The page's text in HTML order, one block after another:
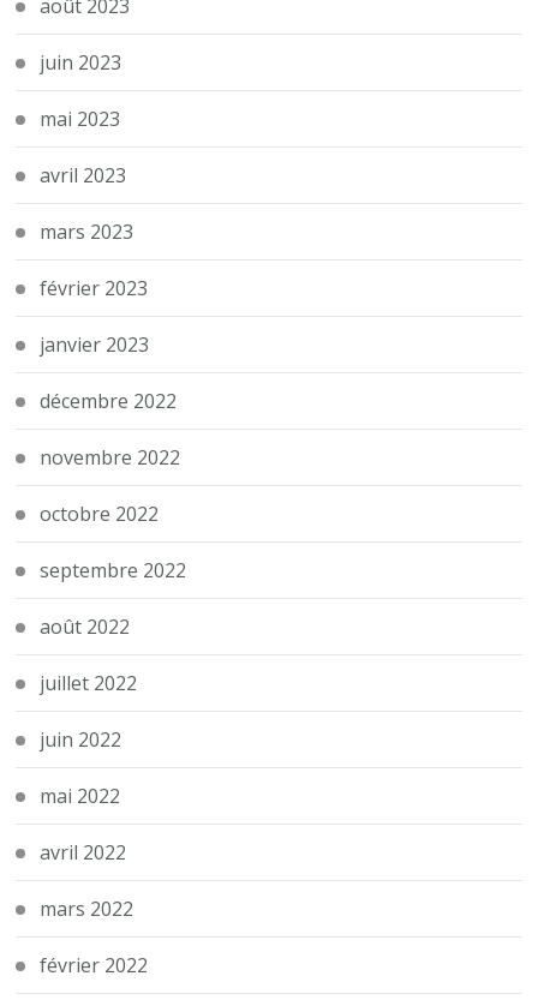
août 2023
juin 2023
mai 2023
avril 2023
mars 2023
février 2023
janvier 2023
décembre 2022
novembre 2022
octobre 2022
septembre 2022
août 2022
juillet 2022
juin 2022
mai 2022
avril 2022
mars 2022
février 2022